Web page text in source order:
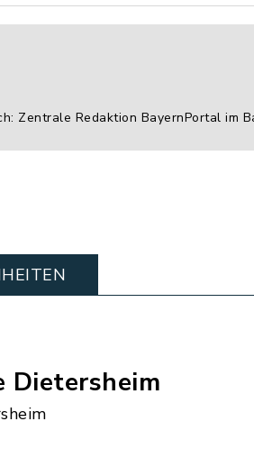
Zentrale Redaktion BayernPortal im
Dietersheim